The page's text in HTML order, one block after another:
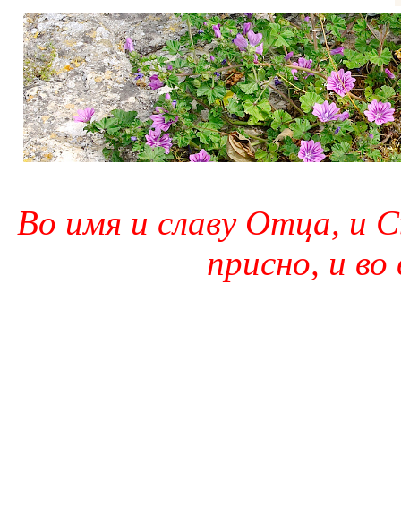
Во имя и славу Отца, и
присно, и во